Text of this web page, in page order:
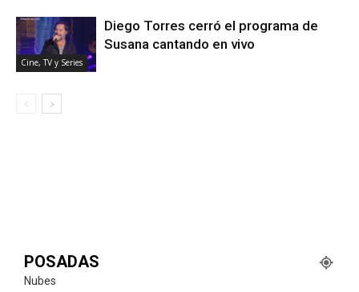
Cine, TV y Series
Diego Torres cerró el programa de
Susana cantando en vivo
POSADAS
Nubes